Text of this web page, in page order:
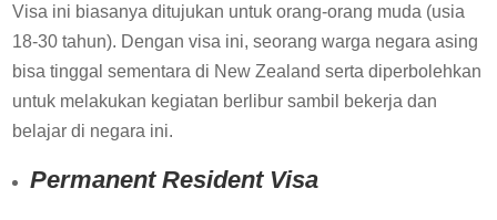
Visa ini biasanya ditujukan untuk orang-orang muda (usia
18-30 tahun). Dengan visa ini, seorang warga negara asing
bisa tinggal sementara di New Zealand serta diperbolehkan
untuk melakukan kegiatan berlibur sambil bekerja dan
belajar di negara ini.
Permanent Resident Visa